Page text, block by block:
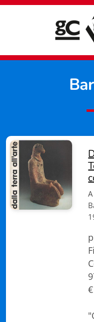
Giampiero Casagrande
Biblioteca letteraria